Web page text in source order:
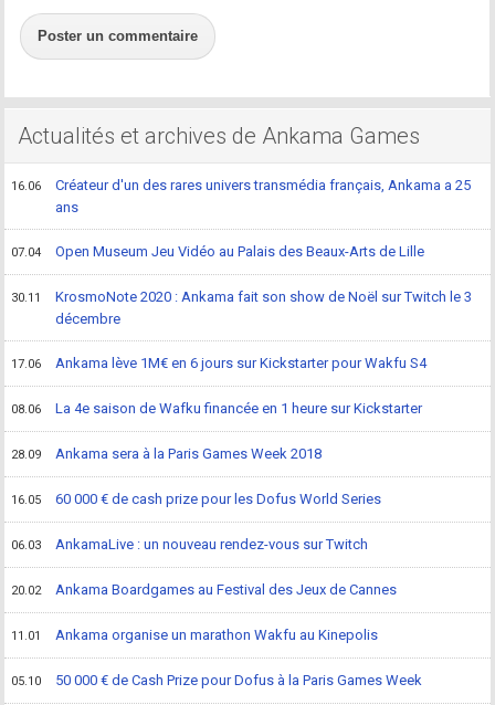
Poster un commentaire
Actualités et archives de Ankama Games
16.06
Créateur d'un des rares univers transmédia français, Ankama a 25
ans
07.04 Open Museum Jeu Vidéo au Palais des Beaux-Arts de Lille
30.11
KrosmoNote 2020 : Ankama fait son show de Noël sur Twitch le 3
décembre
17.06 Ankama lève 1M€ en 6 jours sur Kickstarter pour Wakfu S4
08.06 La 4e saison de Wafku financée en 1 heure sur Kickstarter
28.09 Ankama sera à la Paris Games Week 2018
16.05 60 000 € de cash prize pour les Dofus World Series
06.03 AnkamaLive : un nouveau rendez-vous sur Twitch
20.02 Ankama Boardgames au Festival des Jeux de Cannes
11.01 Ankama organise un marathon Wakfu au Kinepolis
05.10 50 000 € de Cash Prize pour Dofus à la Paris Games Week